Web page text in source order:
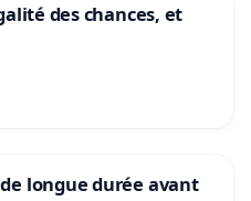
des chances, et
longue durée avant